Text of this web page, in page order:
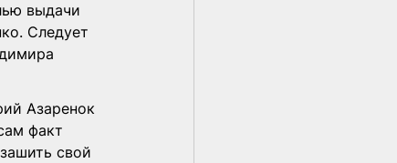
выдачи
Следует
Азаренок
факт
свой